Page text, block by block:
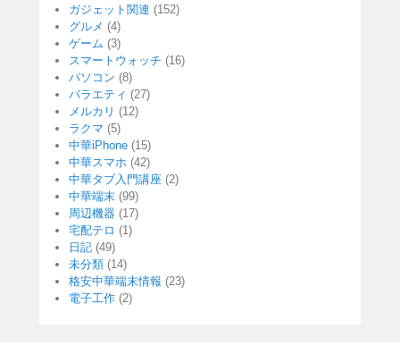
ガジェット関連 (152)
グルメ (4)
ゲーム (3)
スマートウォッチ (16)
パソコン (8)
バラエティ (27)
メルカリ (12)
ラクマ (5)
中華iPhone (15)
中華スマホ (42)
中華タブ入門講座 (2)
中華端末 (99)
周辺機器 (17)
宅配テロ (1)
日記 (49)
未分類 (14)
格安中華端末情報 (23)
電子工作 (2)